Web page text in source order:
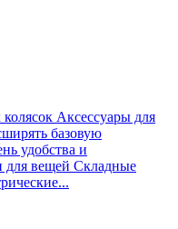
Аксессуары для
базовую
удобства и
вещей Складные